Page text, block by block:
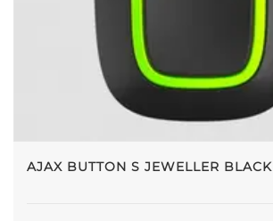
AJAX BUTTON S JEWELLER BLACK